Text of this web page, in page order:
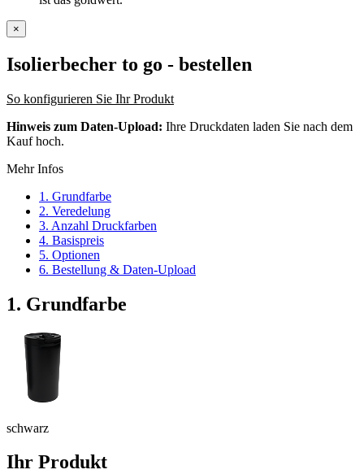
×
Isolierbecher to go - bestellen
So konfigurieren Sie Ihr Produkt
Hinweis zum Daten-Upload: Ihre Druckdaten laden Sie nach dem
Kauf hoch.
Mehr Infos
1. Grundfarbe
2. Veredelung
3. Anzahl Druckfarben
4. Basispreis
5. Optionen
6. Bestellung & Daten-Upload
1. Grundfarbe
schwarz
Ihr Produkt